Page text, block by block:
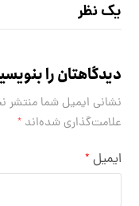
یک نظر
دیدگاهتان را
نشانی ایمیل شما منتشر
علامت‌گذاری شده‌اند*
ایمیل *